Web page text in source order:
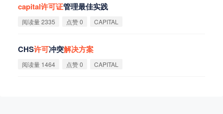
capital许可证管理最佳实践
阅读量 2335 点赞 0 CAPITAL
CHS许可冲突解决方案
阅读量 1464 点赞 0 CAPITAL